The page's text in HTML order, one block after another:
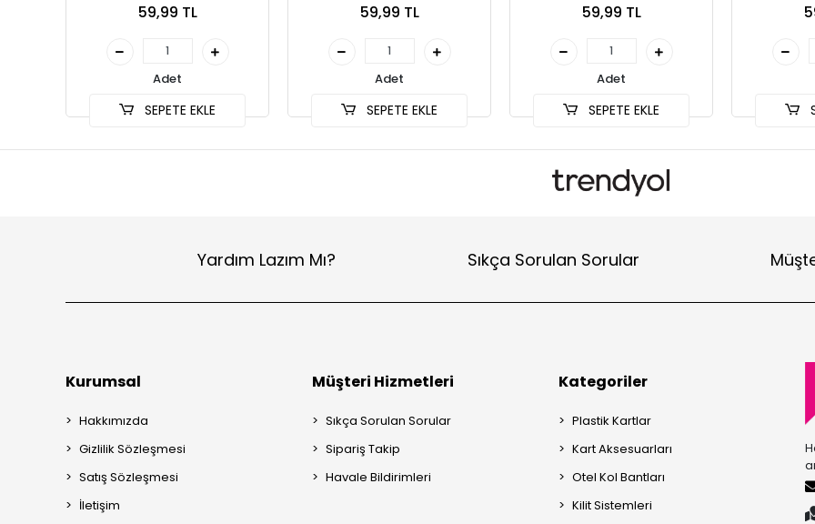
59,99 TL
Adet
SEPETE EKLE
59,99 TL
Adet
SEPETE EKLE
59,99 TL
Adet
SEPETE EKLE
Yardım Lazım Mı? Sıkça Sorulan Sorular
Kurumsal
Hakkımızda
Gizlilik Sözleşmesi
Satış Sözleşmesi
İletişim
Müşteri Hizmetleri
Sıkça Sorulan Sorular
Sipariş Takip
Havale Bildirimleri
Kategoriler
Plastik Kartlar
Kart Aksesuarları
Otel Kol Bantları
Kilit Sistemleri